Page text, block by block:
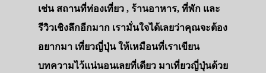
เช่น สถานที่ท่องเที่ยว , ร้านอาหาร, ที่พัก และ
รีวิวเชิงลึกอีกมาก เรามั่นใจได้เลยว่าคุณจะต้อง
อยากมา เที่ยวญี่ปุ่น ให้เหมือนที่เราเขียน
บทความไว้แน่นอนเลยที่เดียว มาเที่ยวญี่ปุ่นด้วย